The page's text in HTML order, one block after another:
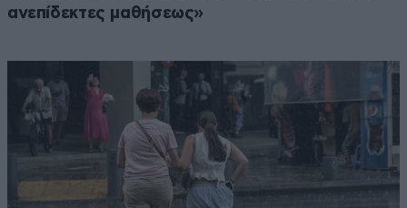
ανεπίδεκτες μαθήσεως»